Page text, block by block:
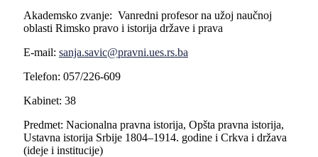
Akademsko zvanje: Vanredni profesor na užoj naučnoj
oblasti Rimsko pravo i istorija države i prava
E-mail: sanja.savic@pravni.ues.rs.ba
Telefon: 057/226-609
Kabinet: 38
Predmet: Nacionalna pravna istorija, Opšta pravna istorija,
Ustavna istorija Srbije 1804–1914. godine i Crkva i država
(ideje i institucije)